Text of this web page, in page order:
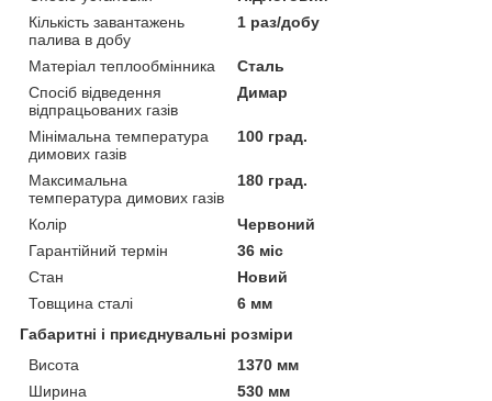
Кількість завантажень
палива в добу
1 раз/добу
Матеріал теплообмінника
Сталь
Спосіб відведення
відпрацьованих газів
Димар
Мінімальна температура
димових газів
100 град.
Максимальна
температура димових газів
180 град.
Колір
Червоний
Гарантійний термін
36 міс
Стан
Новий
Товщина сталі
6 мм
Габаритні і приєднувальні розміри
Висота
1370 мм
Ширина
530 мм